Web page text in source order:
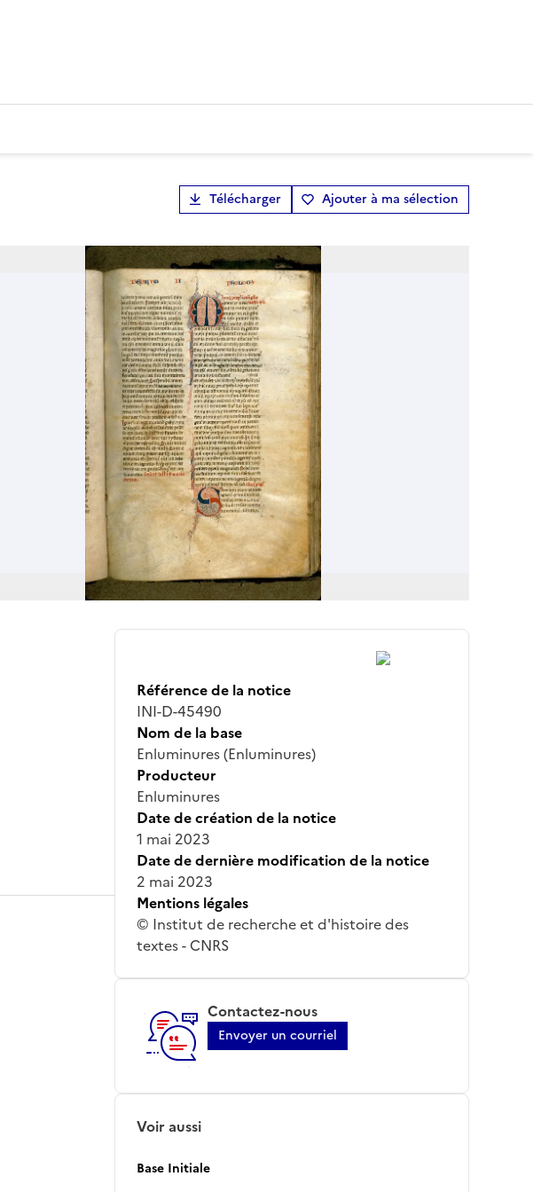
Télécharger Ajouter à ma sélection
Référence de la notice
INI-D-45490
Nom de la base
Enluminures (Enluminures)
Producteur
Enluminures
Date de création de la notice
1 mai 2023
Date de dernière modification de la notice
2 mai 2023
Mentions légales
© Institut de recherche et d'histoire des
textes - CNRS
Contactez-nous
Envoyer un courriel
Voir aussi
Base Initiale